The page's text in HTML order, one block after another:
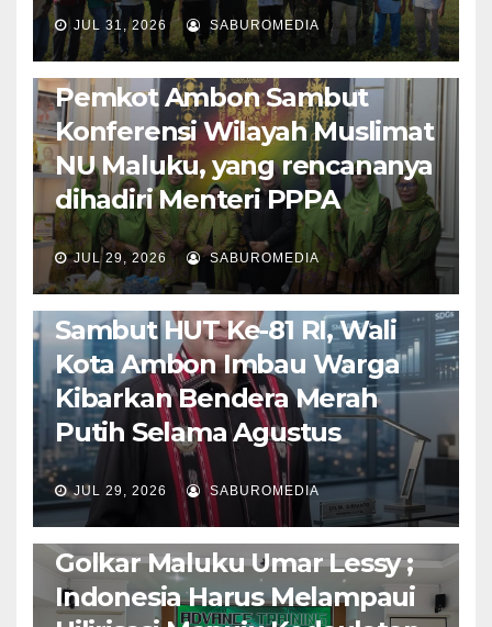
JUL 31, 2026 SABUROMEDIA
AMBON METRO JURNALISME AKTIVIS
POLITIK & PEMERINTAHAN
Pemkot Ambon Sambut
Konferensi Wilayah Muslimat
NU Maluku, yang rencananya
dihadiri Menteri PPPA
JUL 29, 2026 SABUROMEDIA
AMBON METRO POLITIK & PEMERINTAHAN
Sambut HUT Ke-81 RI, Wali
Kota Ambon Imbau Warga
Kibarkan Bendera Merah
Putih Selama Agustus
JUL 29, 2026 SABUROMEDIA
AMBON METRO JURNALISME AKTIVIS
PENDIDIKAN & OLAHRAGA THE MOLUCCAS
Isi Materi LK-III HMI, Ketua
Golkar Maluku Umar Lessy ;
Indonesia Harus Melampaui